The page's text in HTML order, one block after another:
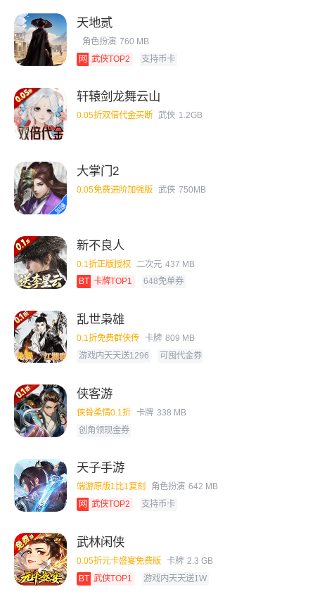
天地贰
角色扮演 760 MB
网 武侠TOP2 支持币卡
轩辕剑龙舞云山
0.05折双倍代金买断 武侠 1.2GB
大掌门2
0.05免费进阶加强版 武侠 750MB
新不良人
0.1折正版授权 二次元 437 MB
BT 卡牌TOP1 648免单券
乱世枭雄
0.1折免费群侠传 卡牌 809 MB
游戏内天天送1296
可囤代金券
侠客游
侠骨柔情0.1折 卡牌 338 MB
创角领现金券
天子手游
端游原版1比1复刻 角色扮演 642 MB
网 武侠TOP2 支持币卡
武林闲侠
0.05折元卡盛宴免费版 卡牌 2.3 GB
BT 武侠TOP1 游戏内天天送1W